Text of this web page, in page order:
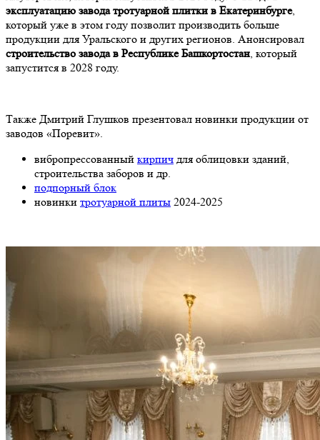
эксплуатацию завода тротуарной плитки в Екатеринбурге,
который уже в этом году позволит производить больше
продукции для Уральского и других регионов. Анонсировал
строительство завода в Республике Башкортостан , который
запустится в 2028 году.
Также Дмитрий Глушков презентовал новинки продукции от
заводов «Поревит».
вибропрессованный кирпич для облицовки зданий,
строительства заборов и др.
подпорный блок
новинки тротуарной плиты 2024-2025